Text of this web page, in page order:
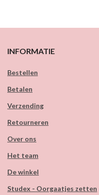
INFORMATIE
Bestellen
Betalen
Verzending
Retourneren
Over ons
Het team
De winkel
Studex - Oorgaatjes zetten